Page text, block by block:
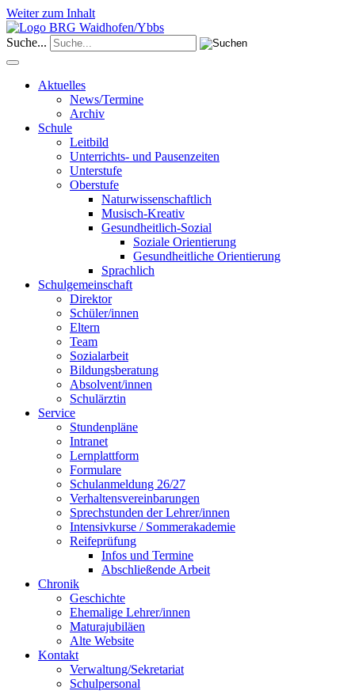
Weiter zum Inhalt
Suche...
Aktuelles
News/Termine
Archiv
Schule
Leitbild
Unterrichts- und Pausenzeiten
Unterstufe
Oberstufe
Naturwissenschaftlich
Musisch-Kreativ
Gesundheitlich-Sozial
Soziale Orientierung
Gesundheitliche Orientierung
Sprachlich
Schulgemeinschaft
Direktor
Schüler/innen
Eltern
Team
Sozialarbeit
Bildungsberatung
Absolvent/innen
Schulärztin
Service
Stundenpläne
Intranet
Lernplattform
Formulare
Schulanmeldung 26/27
Verhaltensvereinbarungen
Sprechstunden der Lehrer/innen
Intensivkurse / Sommerakademie
Reifeprüfung
Infos und Termine
Abschließende Arbeit
Chronik
Geschichte
Ehemalige Lehrer/innen
Maturajubiläen
Alte Website
Kontakt
Verwaltung/Sekretariat
Schulpersonal